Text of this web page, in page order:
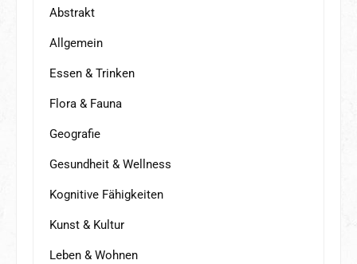
Abstrakt
Allgemein
Essen & Trinken
Flora & Fauna
Geografie
Gesundheit & Wellness
Kognitive Fähigkeiten
Kunst & Kultur
Leben & Wohnen